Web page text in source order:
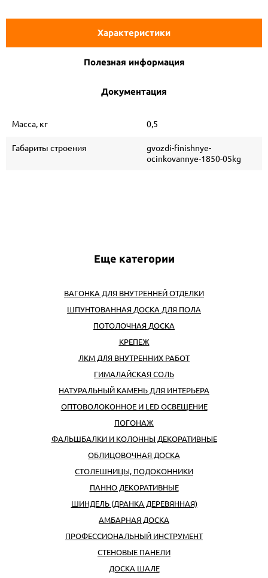
Характеристики
Полезная информация
Документация
Масса, кг 0,5
Габариты строения
gvozdi-finishnye-
ocinkovannye-1850-05kg
Еще категории
ВАГОНКА ДЛЯ ВНУТРЕННЕЙ ОТДЕЛКИ
ШПУНТОВАННАЯ ДОСКА ДЛЯ ПОЛА
ПОТОЛОЧНАЯ ДОСКА
КРЕПЕЖ
ЛКМ ДЛЯ ВНУТРЕННИХ РАБОТ
ГИМАЛАЙСКАЯ СОЛЬ
НАТУРАЛЬНЫЙ КАМЕНЬ ДЛЯ ИНТЕРЬЕРА
ОПТОВОЛОКОННОЕ И LED ОСВЕЩЕНИЕ
ПОГОНАЖ
ФАЛЬШБАЛКИ И КОЛОННЫ ДЕКОРАТИВНЫЕ
ОБЛИЦОВОЧНАЯ ДОСКА
СТОЛЕШНИЦЫ, ПОДОКОННИКИ
ПАННО ДЕКОРАТИВНЫЕ
ШИНДЕЛЬ (ДРАНКА ДЕРЕВЯННАЯ)
АМБАРНАЯ ДОСКА
ПРОФЕССИОНАЛЬНЫЙ ИНСТРУМЕНТ
CТЕНОВЫЕ ПАНЕЛИ
ДОСКА ШАЛЕ